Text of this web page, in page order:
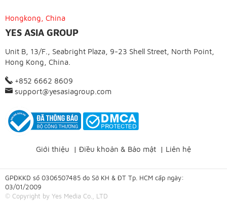
Hongkong, China
YES ASIA GROUP
Unit B, 13/F., Seabright Plaza, 9-23 Shell Street, North Point,
Hong Kong, China.
+852 6662 8609
support@yesasiagroup.com
Giới thiệu | Điều khoản & Bảo mật | Liên hệ
GPĐKKD số 0306507485 do Sở KH & ĐT Tp. HCM cấp ngày:
03/01/2009
© Copyright by Yes Media Co., LTD